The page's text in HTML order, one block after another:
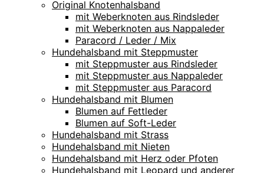
Original Knotenhalsband
mit Weberknoten aus Rindsleder
mit Weberknoten aus Nappaleder
Paracord / Leder / Mix
Hundehalsband mit Steppmuster
mit Steppmuster aus Rindsleder
mit Steppmuster aus Nappaleder
mit Steppmuster aus Paracord
Hundehalsband mit Blumen
Blumen auf Fettleder
Blumen auf Soft-Leder
Hundehalsband mit Strass
Hundehalsband mit Nieten
Hundehalsband mit Herz oder Pfoten
Hundehalsband mit Leopard und anderer